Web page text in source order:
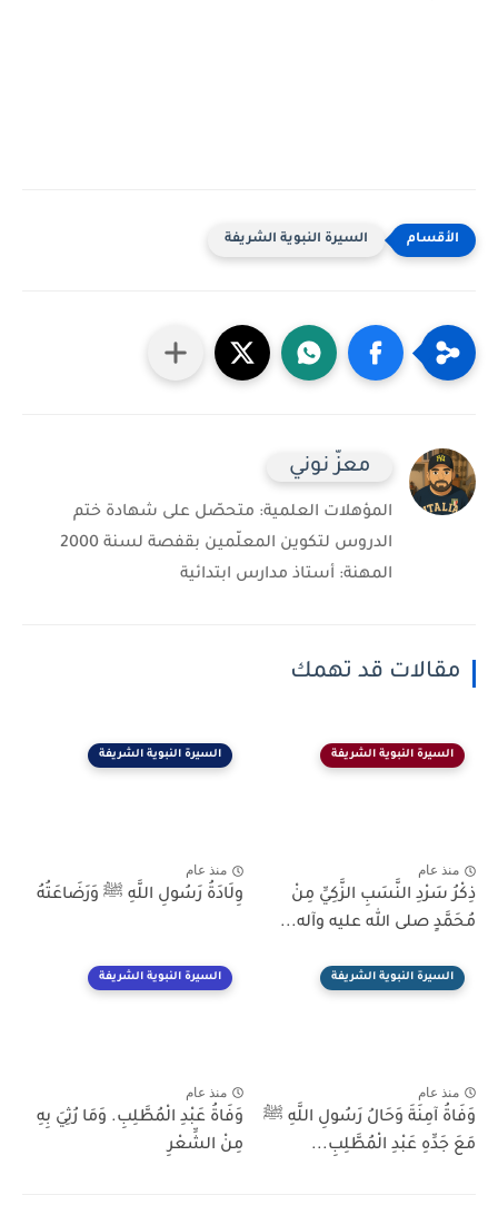
السيرة النبوية الشريفة
معزّ نوني
المؤهلات العلمية: متحصّل على شهادة ختم
الدروس لتكوين المعلّمين بقفصة لسنة 2000
المهنة: أستاذ مدارس ابتدائية
مقالات قد تهمك
السيرة النبوية الشريفة
منذ عام
ذِكْرُ سَرْدِ النَّسَبِ الزَّكِيِّ مِنْ
مُحَمَّدٍ صلى الله عليه وآله...
السيرة النبوية الشريفة
منذ عام
وِلَادَةُ رَسُولِ اللَّهِ ﷺ وَرَضَاعَتُهُ
السيرة النبوية الشريفة
منذ عام
وَفَاةُ آمِنَةَ وَحَالُ رَسُولِ اللَّهِ ﷺ
مَعَ جَدِّهِ عَبْدِ الْمُطَّلِبِ...
السيرة النبوية الشريفة
منذ عام
وَفَاةُ عَبْدِ الْمُطَّلِبِ. وَمَا رُثِيَ بِهِ
مِنْ الشِّعْرِ